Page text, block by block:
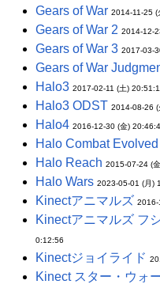
Gears of War 2014-11-25 (
Gears of War 2 2014-12-
Gears of War 3 2017-03-
Gears of War
Halo3 2017-02-11 (土)
Halo3 ODST 2014-08-26
Halo4 2016-12-30 (金)
Halo Combat
Halo Reach 2015-07-24 (
Halo Wars 2023-05-01 (月)
Kinectアニマルズ 2016-
Kinectアニマルズ フ
0:12:56
Kinectジョイライド
Kinect スター・ウォ